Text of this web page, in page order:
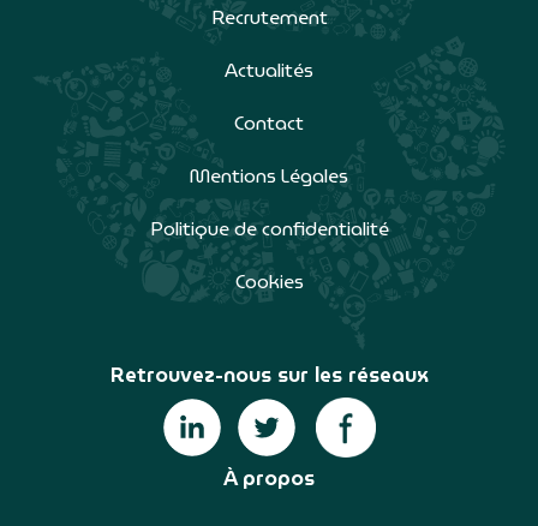
Recrutement
Actualités
Contact
Mentions Légales
Politique de confidentialité
Cookies
Retrouvez-nous sur les réseaux
À propos